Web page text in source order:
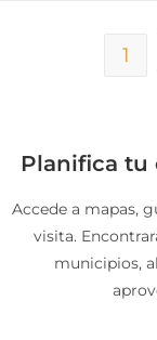
1
Planifica tu
Accede a mapas,
visita.
municipios,